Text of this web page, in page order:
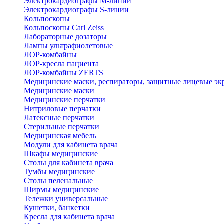
Электрокардиографы S-линии
Кольпоскопы
Кольпоскопы Carl Zeiss
Лабораторные дозаторы
Лампы ультрафиолетовые
ЛОР-комбайны
ЛОР-кресла пациента
ЛОР-комбайны ZERTS
Медицинские маски, респираторы, защитные лицевые
Медицинские маски
Медицинские перчатки
Нитриловые перчатки
Латексные перчатки
Стерильные перчатки
Медицинская мебель
Модули для кабинета врача
Шкафы медицинские
Столы для кабинета врача
Тумбы медицинские
Столы пеленальные
Ширмы медицинские
Тележки универсальные
Кушетки, банкетки
Кресла для кабинета врача